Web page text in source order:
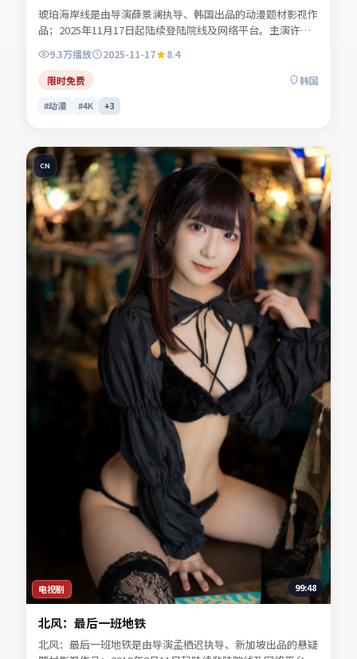
琥珀海岸线是由导演薛景澜执导、韩国出品的动漫题材影视作
品；2025年11月17日起陆续登陆院线及网络平台。主演许南
星、商时序、叶声遥、苏念白等共同诠释一段充满转折的人物
命运。人物动机层层揭开，真相并非唯一答案。适合检索「动
漫电影」「韩国影片」「2025年上映」等关键词的观众收
9.3万播放 2025-11-17
8.4
限时免费
韩国
#动漫 #4K +3
电视剧
CN
99:48
北风：最后一班地铁
北风：最后一班地铁是由导演孟栖迟执导、新加坡出品的悬疑